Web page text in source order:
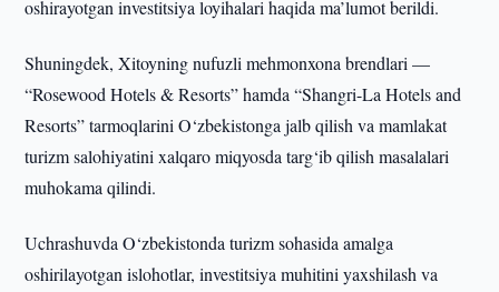
oshirayotgan investitsiya loyihalari haqida ma’lumot berildi.
Shuningdek, Xitoyning nufuzli mehmonxona brendlari —
“Rosewood Hotels & Resorts” hamda “Shangri-La Hotels and
Resorts” tarmoqlarini O‘zbekistonga jalb qilish va mamlakat
turizm salohiyatini xalqaro miqyosda targ‘ib qilish masalalari
muhokama qilindi.
Uchrashuvda O‘zbekistonda turizm sohasida amalga
oshirilayotgan islohotlar, investitsiya muhitini yaxshilash va